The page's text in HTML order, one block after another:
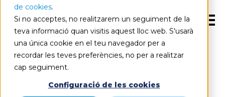
de cookies.
Si no acceptes, no realitzarem un seguiment de la
teva informació quan visitis aquest lloc web. S'usarà
una única cookie en el teu navegador per a
recordar les teves preferències, no per a realitzar
cap seguiment.
Configuració de les cookies
CA
Home